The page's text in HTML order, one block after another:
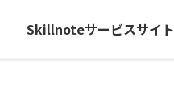
Skillnoteサービスサイト